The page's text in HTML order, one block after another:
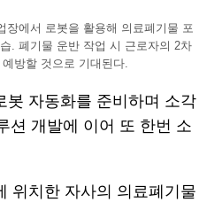
장에서 로봇을 활용해 의료폐기물 포
. 폐기물 운반 작업 시 근로자의 2차
방할 것으로 기대된다.
봇 자동화를 준비하며 소각
션 개발에 이어 또 한번 소
위치한 자사의 의료폐기물